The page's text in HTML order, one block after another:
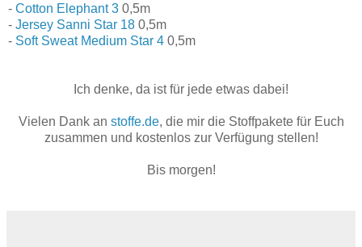
- Cotton Elephant 3 0,5m
- Jersey Sanni Star 18 0,5m
- Soft Sweat Medium Star 4 0,5m
Ich denke, da ist für jede etwas dabei!
Vielen Dank an stoffe.de, die mir die Stoffpakete für Euch
zusammen und kostenlos zur Verfügung stellen!
Bis morgen!